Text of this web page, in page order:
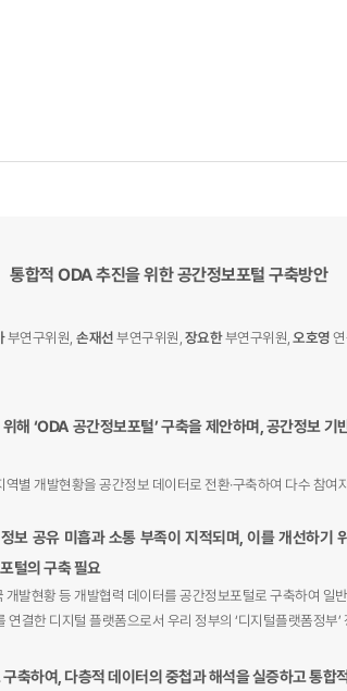
통합적 ODA 추진을 위한 공간정보포털 구축방안
부연구위원, 손재선부연구위원, 장요한부연구위원, 오호영
해 ‘ODA 공간정보포털’ 구축을 제안하며, 공간정보
별 개발현황을 공간정보 데이터로 전환·구축하여 다수 참여
보 공유 미흡과 소통 부족이 지적되며, 이를 개선하기
털의 구축 필요
발현황 등 개발협력 데이터를 공간정보포털로 구축하여 일
결한 디지털 플랫폼으로서 우리 정부의 ‘디지털플랫폼정부’
축하여, 다층적 데이터의 중첩과 해석을 실증하고 통합